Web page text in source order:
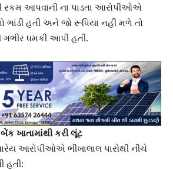
રકમ આપવાની ના પાડતા આરોપીઓએ
ભાંડી હતી અને જો રૂપિયા નહીં મળે તો
ગંભીર ધમકી આપી હતી.
ખાતામાંથી કરી લૂંટ
આરોપીઓએ ભીખાલાલ પાસેથી નીચે
હતી: